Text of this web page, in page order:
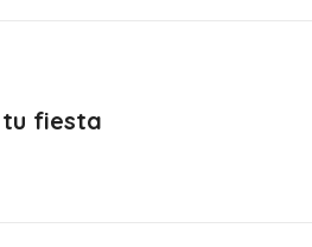
fiesta